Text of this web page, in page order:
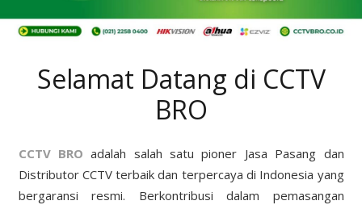
Selamat Datang di CCTV
BRO
CCTV BRO adalah salah satu pioner Jasa Pasang dan
Distributor CCTV terbaik dan terpercaya di Indonesia yang
bergaransi resmi. Berkontribusi dalam pemasangan